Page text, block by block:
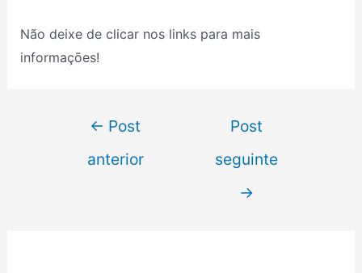
Não deixe de clicar nos links para mais
informações!
← Post
anterior
Post
seguinte
→